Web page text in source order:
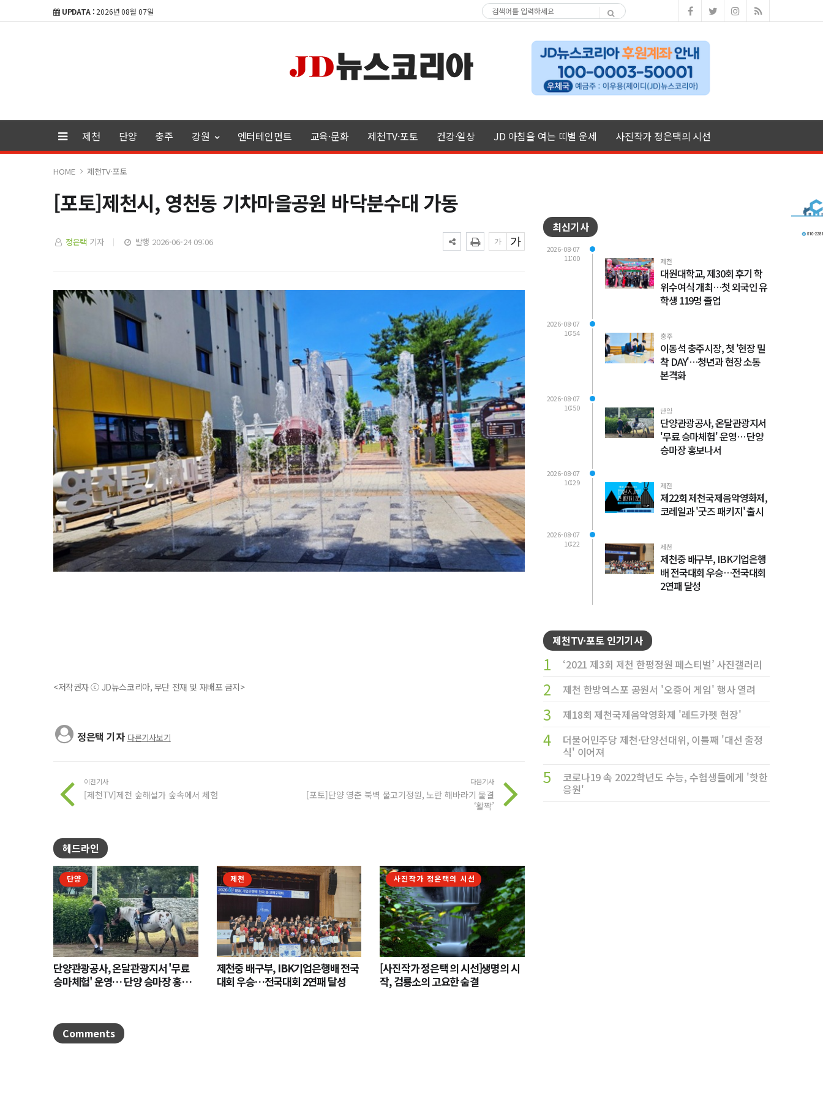
UPDATA : 2026년 08월 07일
제천 단양 충주 강원 엔터테인먼트 교육·문화 제천TV·포토 건강·일상 JD 아침을 여는 띠별 운세 사진작가 정은택의 시선
HOME 제천TV·포토
[포토]제천시, 영천동 기차마을공원 바닥분수대 가동
정은택 기자 발행 2026-06-24 09:06
<저작권자 ⓒ JD뉴스코리아, 무단 전재 및 재배포 금지>
정은택 기자 다른기사보기
이전기사
[제천TV]제천 숲해설가 숲속에서 체험
다음기사
[포토]단양 영춘 북벽 물고기정원, 노란 해바라기 물결
‘활짝’
헤드라인
단양
단양관광공사, 온달관광지서 '무료
승마체험' 운영… 단양 승마장 홍보
제천
제천중 배구부, IBK기업은행배 전국
대회 우승…전국대회 2연패 달성
사진작가 정은택의 시선
[사진작가 정은택 의 시선]생명의 시
작, 검룡소의 고요한 숨결
Comments
최신기사
2026-08-07
11:00
제천
대원대학교, 제30회 후기 학
위수여식 개최…첫 외국인 유
학생 119명 졸업
2026-08-07
10:54
충주
이동석 충주시장, 첫 '현장 밀
착 DAY'…청년과 현장 소통
본격화
2026-08-07
10:50
단양
단양관광공사, 온달관광지서
'무료 승마체험' 운영… 단양
승마장 홍보나서
2026-08-07
10:29
제천
제22회 제천국제음악영화제,
코레일과 '굿즈 패키지' 출시
2026-08-07
10:22
제천
제천중 배구부, IBK기업은행
배 전국대회 우승…전국대회
2연패 달성
제천TV·포토 인기기사
1 ‘2021 제3회 제천 한평정원 페스티벌’ 사진갤러리
2 제천 한방엑스포 공원서 '오증어 게임' 행사 열려
3 제18회 제천국제음악영화제 '레드카펫 현장'
4
더불어민주당 제천·단양선대위, 이틀째 '대선 출정
식' 이어져
5
코로나19 속 2022학년도 수능, 수험생들에게 '핫한
응원'